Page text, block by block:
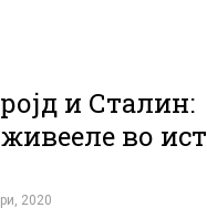
и Сталин:
во ист
2020